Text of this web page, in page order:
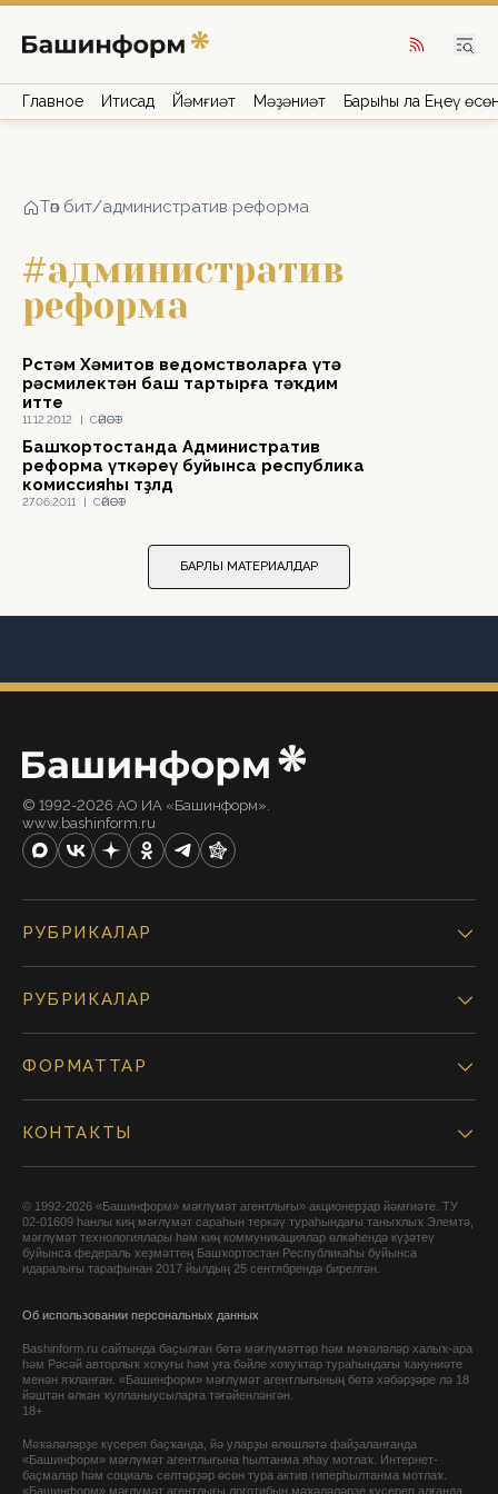
Главное Иҡтисад Йәмғиәт Мәҙәниәт Барыһы ла Еңеү
Төп бит/административ реформа
#административ
реформа
11.12.2012 | СӘЙӘСӘТ
Рөстәм Хәмитов ведомстволарға үтә
рәсмилектән баш тартырға тәҡдим
итте
27.06.2011 | СӘЙӘСӘТ
Башҡортостанда Административ
реформа үткәреү буйынса республика
комиссияһы төҙөлдө
БАРЛЫҠ МАТЕРИАЛДАР
© 1992-2026 АО ИА «Башинформ».
www.bashinform.ru
РУБРИКАЛАР
РУБРИКАЛАР
ФОРМАТТАР
КОНТАКТЫ
© 1992-2026 «Башинформ» мәғлүмәт агентлығы» акционерҙар йәмғиәте. ТУ
02-01609 һанлы киң мәғлүмәт сараһын теркәү тураһындағы таныҡлыҡ Элемтә,
мәғлүмәт технологиялары һәм киң коммуникациялар өлкәһендә күҙәтеү
буйынса федераль хеҙмәттең Башҡортостан Республикаһы буйынса
идаралығы тарафынан 2017 йылдың 25 сентябрендә бирелгән.
Об использовании персональных данных
Bashinform.ru сайтында баҫылған бөтә мәғлүмәттәр һәм мәҡәләләр халыҡ-ара
һәм Рәсәй авторлыҡ хоҡуғы һәм уға бәйле хоҡуҡтар тураһындағы ҡануниәте
менән яҡланған. «Башинформ» мәғлүмәт агентлығының бөтә хәбәрҙәре лә 18
йәштән өлкән ҡулланыусыларға тәғәйенләнгән.
18+
Мәҡәләләрҙе күсереп баҫҡанда, йә уларҙы өлөшләтә файҙаланғанда
«Башинформ» мәғлүмәт агентлығына һылтанма яһау мотлаҡ. Интернет-
баҫмалар һәм социаль селтәрҙәр өсөн тура актив гиперһылтанма мотлаҡ.
«Башинформ» мәғлүмәт агентлығы логотибын мәҡәләләрҙе күсереп алғанда